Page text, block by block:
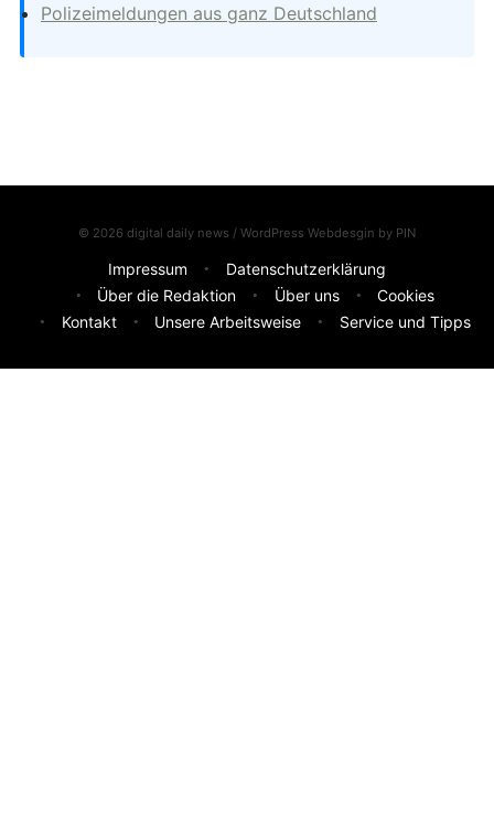
Polizeimeldungen aus ganz Deutschland
© 2026 digital daily news / WordPress Webdesgin by PIN
Impressum
Datenschutzerklärung
Über die Redaktion
Über uns
Cookies
Kontakt
Unsere Arbeitsweise Service und Tipps